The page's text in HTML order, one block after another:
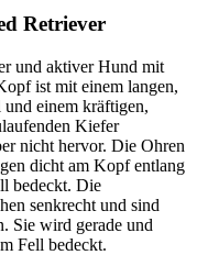
Retriever
und aktiver Hund mit
ist mit einem langen,
einem kräftigen,
Kiefer
nicht hervor. Die Ohren
dicht am Kopf entlang
bedeckt. Die
senkrecht und sind
Sie wird gerade und
Fell bedeckt.